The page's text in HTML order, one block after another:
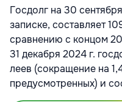
Госдолг на 30
записке, составляет
сравнению с концом
31 декабря 2024 г.
леев (сокращение на
предусмотренных) и